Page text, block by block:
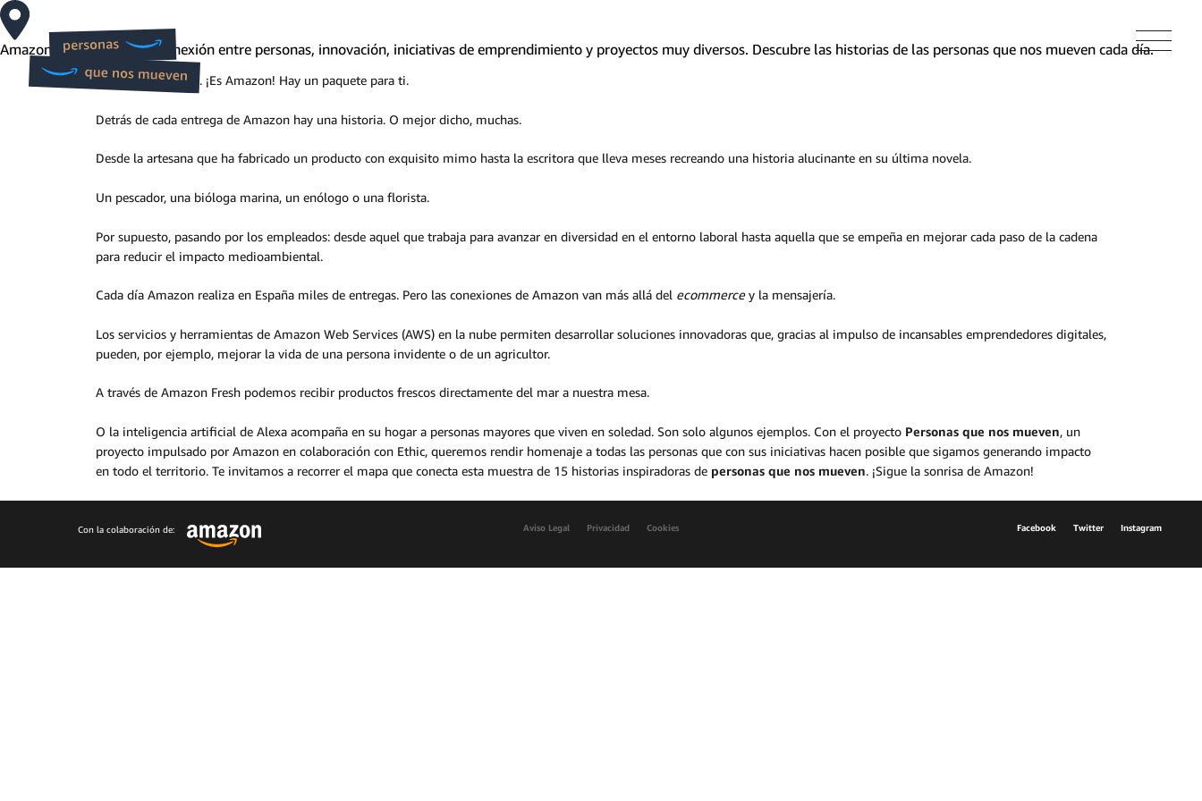
Amazon es movimiento. Conexión entre personas, innovación, iniciativas de emprendimiento y proyectos muy diversos. Descubre las historias de las personas que nos mueven cada día.
Llaman a la puerta. ¡Es Amazon! Hay un paquete para ti.
Detrás de cada entrega de Amazon hay una historia. O mejor dicho, muchas.
Desde la artesana que ha fabricado un producto con exquisito mimo hasta la escritora que lleva meses recreando una historia alucinante en su última novela.
Un pescador, una bióloga marina, un enólogo o una florista.
Por supuesto, pasando por los empleados: desde aquel que trabaja para avanzar en diversidad en el entorno laboral hasta aquella que se empeña en mejorar cada paso de la cadena
para reducir el impacto medioambiental.
Cada día Amazon realiza en España miles de entregas. Pero las conexiones de Amazon van más allá del ecommercey la mensajería.
Los servicios y herramientas de Amazon Web Services (AWS) en la nube permiten desarrollar soluciones innovadoras que, gracias al impulso de incansables emprendedores digitales,
pueden, por ejemplo, mejorar la vida de una persona invidente o de un agricultor.
A través de Amazon Fresh podemos recibir productos frescos directamente del mar a nuestra mesa.
O la inteligencia artificial de Alexa acompaña en su hogar a personas mayores que viven en soledad. Son solo algunos ejemplos. Con el proyecto Personas que nos mueven, un
proyecto impulsado por Amazon en colaboración con Ethic, queremos rendir homenaje a todas las personas que con sus iniciativas hacen posible que sigamos generando impacto
en todo el territorio. Te invitamos a recorrer el mapa que conecta esta muestra de 15 historias inspiradoras de personas que nos mueven. ¡Sigue la sonrisa de Amazon!
Con la colaboración de: Aviso Legal Privacidad Cookies Facebook Twitter Instagram